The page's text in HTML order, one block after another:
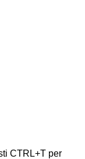
CTRL+T per